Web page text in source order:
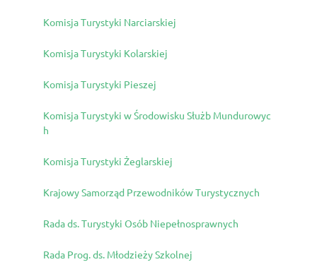
Komisja Turystyki Narciarskiej
Komisja Turystyki Kolarskiej
Komisja Turystyki Pieszej
Komisja Turystyki w Środowisku Służb Mundurowyc
h
Komisja Turystyki Żeglarskiej
Krajowy Samorząd Przewodników Turystycznych
Rada ds. Turystyki Osób Niepełnosprawnych
Rada Prog. ds. Młodzieży Szkolnej